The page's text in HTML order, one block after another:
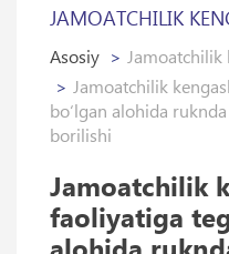
JAMOATCHILIK
Asosiy
Jamoatchilik
Jamoatchilik
bo‘lgan alohida
borilishi
Jamoatchilik
faoliyatiga
alohida